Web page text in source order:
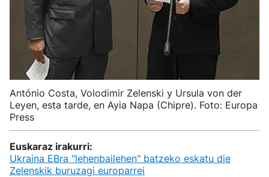
António Costa, Volodimir Zelenski y Ursula von der
Leyen, esta tarde, en Ayia Napa (Chipre). Foto: Europa
Press
Euskaraz irakurri:
Ukraina EBra "lehenbailehen" batzeko eskatu die
Zelenskik buruzagi europarrei